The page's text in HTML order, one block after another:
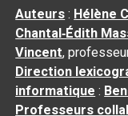
Auteurs : Hélène
Chantal‑Édith
Vincent,
Direction
informatique :
Professeurs